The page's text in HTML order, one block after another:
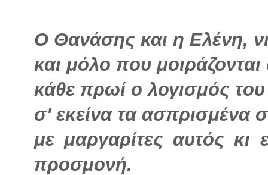
Ο Θανάσης και η Ελένη,
και μόλο που
κάθε πρωί ο λογισμός του
σ' εκείνα τα ασπρισμένα
με μαργαρίτες αυτός κι
προσμονή.